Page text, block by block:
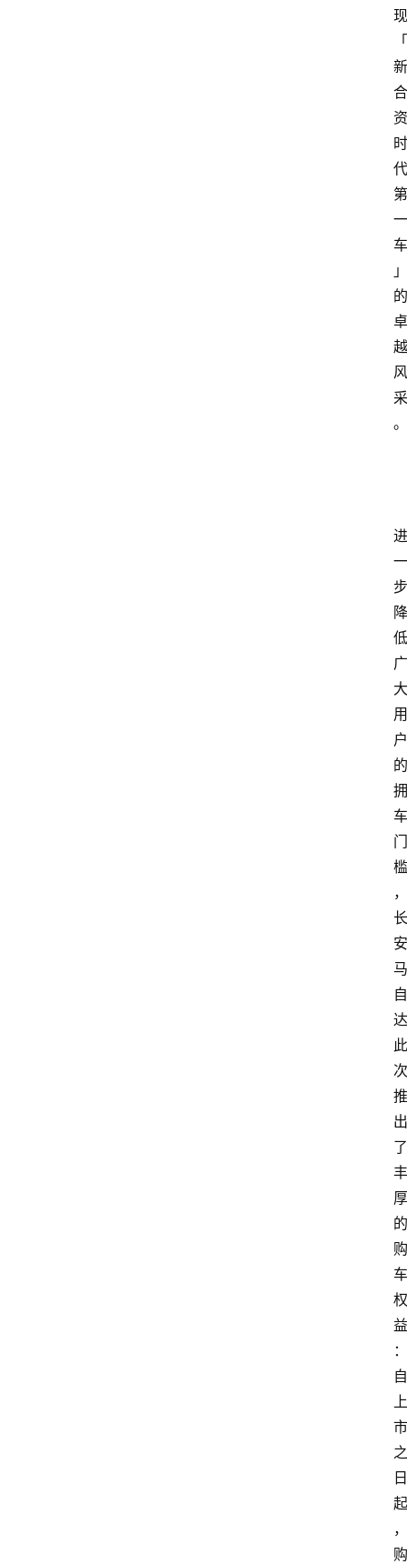
现
「
新
合
资
时
代
第
一
车
」
的
卓
越
风
采
。
进
一
步
降
低
广
大
用
户
的
拥
车
门
槛
，
长
安
马
自
达
此
次
推
出
了
丰
厚
的
购
车
权
益
：
自
上
市
之
日
起
，
购